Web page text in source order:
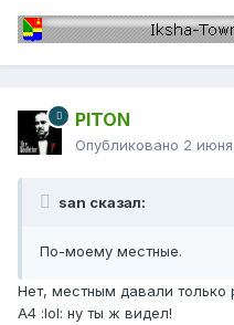
PITON
Опубликовано 2
san сказал:
По-моему местные.
Нет, местным давали только
А4 :lol: ну ты ж видел!